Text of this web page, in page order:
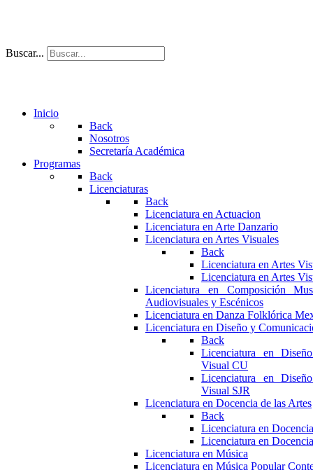
Buscar...
Inicio
Back
Nosotros
Secretaría Académica
Programas
Back
Licenciaturas
Back
Licenciatura en Actuacion
Licenciatura en Arte Danzario
Licenciatura en Artes Visuales
Back
Licenciatura en Artes
Licenciatura en Artes
Licenciatura en Composición
Audiovisuales y Escénicos
Licenciatura en Danza Folklórica
Licenciatura en Diseño y
Back
Licenciatura en
Visual CU
Licenciatura en
Visual SJR
Licenciatura en Docencia de las Artes
Back
Licenciatura en
Licenciatura en
Licenciatura en Música
Licenciatura en Música Popular